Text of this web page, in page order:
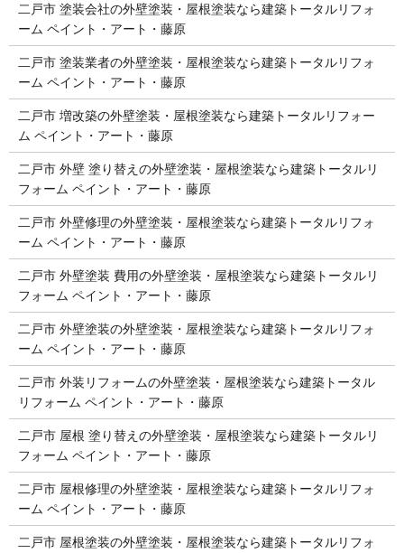
二戸市 塗装会社の外壁塗装・屋根塗装なら建築トータルリフォ
ーム ペイント・アート・藤原
二戸市 塗装業者の外壁塗装・屋根塗装なら建築トータルリフォ
ーム ペイント・アート・藤原
二戸市 増改築の外壁塗装・屋根塗装なら建築トータルリフォー
ム ペイント・アート・藤原
二戸市 外壁 塗り替えの外壁塗装・屋根塗装なら建築トータルリ
フォーム ペイント・アート・藤原
二戸市 外壁修理の外壁塗装・屋根塗装なら建築トータルリフォ
ーム ペイント・アート・藤原
二戸市 外壁塗装 費用の外壁塗装・屋根塗装なら建築トータルリ
フォーム ペイント・アート・藤原
二戸市 外壁塗装の外壁塗装・屋根塗装なら建築トータルリフォ
ーム ペイント・アート・藤原
二戸市 外装リフォームの外壁塗装・屋根塗装なら建築トータル
リフォーム ペイント・アート・藤原
二戸市 屋根 塗り替えの外壁塗装・屋根塗装なら建築トータルリ
フォーム ペイント・アート・藤原
二戸市 屋根修理の外壁塗装・屋根塗装なら建築トータルリフォ
ーム ペイント・アート・藤原
二戸市 屋根塗装の外壁塗装・屋根塗装なら建築トータルリフォ